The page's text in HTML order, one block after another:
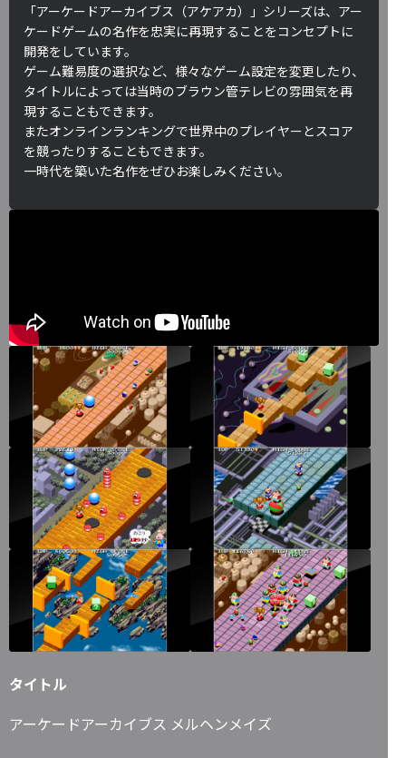
「アーケードアーカイブス（アケアカ）」シリーズは、アー
ケードゲームの名作を忠実に再現することをコンセプトに
開発をしています。
ゲーム難易度の選択など、様々なゲーム設定を変更したり、
タイトルによっては当時のブラウン管テレビの雰囲気を再
現することもできます。
またオンラインランキングで世界中のプレイヤーとスコア
を競ったりすることもできます。
一時代を築いた名作をぜひお楽しみください。
タイトル
アーケードアーカイブス メルヘンメイズ